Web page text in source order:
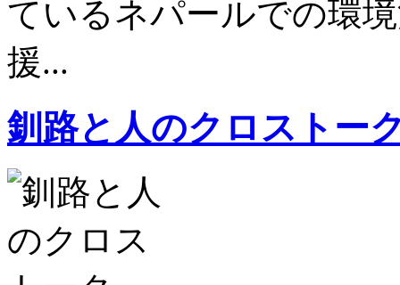
ているネパールでの環
援...
釧路と人のクロストー